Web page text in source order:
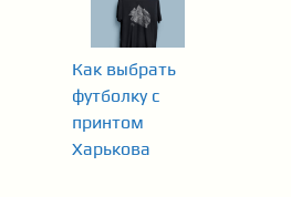
Как выбрать
футболку с
принтом
Харькова